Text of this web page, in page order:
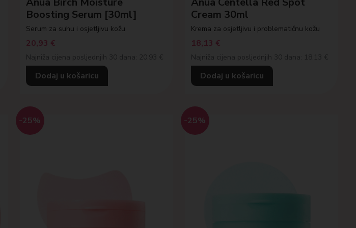
Boosting Serum [30ml]
Serum za suhu i osjetljivu kožu
20,93 €
Najniža cijena posljednjih 30 dana: 20.93 €
Dodaj u košaricu
Cream 30ml
Krema za osjetljivu i problematičnu kožu
18,13 €
Najniža cijena posljednjih 30 dana: 18.13 €
Dodaj u košaricu
-25% -25%